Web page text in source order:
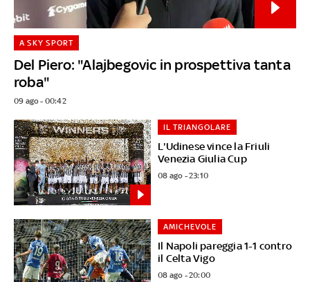
Del Piero: "Alajbegovic in prospettiva tanta
roba"
A SKY SPORT
09 ago - 00:42
L'Udinese vince la Friuli
Venezia Giulia Cup
IL TRIANGOLARE
08 ago - 23:10
Il Napoli pareggia 1-1 contro
il Celta Vigo
AMICHEVOLE
08 ago - 20:00